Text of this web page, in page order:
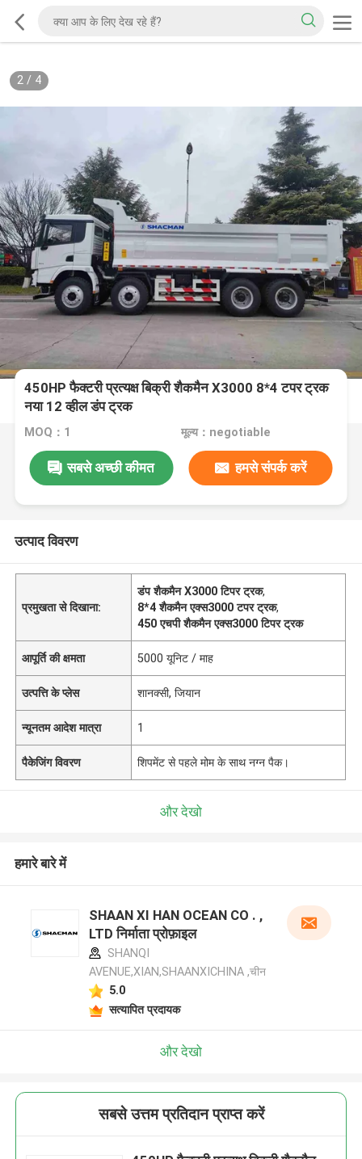
2/ 4
450HP फैक्टरी प्रत्यक्ष बिक्री शैकमैन X3000 8*4 टपर ट्रक
नया 12 व्हील डंप ट्रक
MOQ：1 मूल्य：negotiable
सबसे अच्छी कीमत हमसे संपर्क करें
उत्पाद विवरण
प्रमुखता से दिखाना:
डंप शैकमैन X3000 टिपर ट्रक,
8*4 शैकमैन एक्स3000 टपर ट्रक,
450 एचपी शैकमैन एक्स3000 टिपर ट्रक
आपूर्ति की क्षमता 5000 यूनिट / माह
उत्पत्ति के प्लेस शानक्सी, जियान
न्यूनतम आदेश मात्रा 1
पैकेजिंग विवरण शिपमेंट से पहले मोम के साथ नग्न पैक।
और देखो
हमारे बारे में
SHAAN XI HAN OCEAN CO . ,
LTD निर्माता प्रोफ़ाइल
SHANQI
AVENUE,XIAN,SHAANXICHINA ,चीन
5.0
सत्यापित प्रदायक
और देखो
सबसे उत्तम प्रतिदान प्राप्त करें